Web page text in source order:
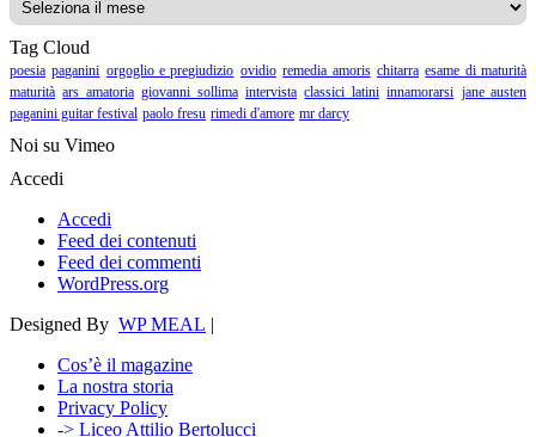
Tag Cloud
poesia paganini orgoglio e pregiudizio ovidio remedia amoris chitarra esame di maturità
maturità ars amatoria giovanni sollima intervista classici latini innamorarsi jane austen
paganini guitar festival paolo fresu rimedi d'amore mr darcy
Noi su Vimeo
Accedi
Accedi
Feed dei contenuti
Feed dei commenti
WordPress.org
Designed By WP MEAL |
Cos’è il magazine
La nostra storia
Privacy Policy
-> Liceo Attilio Bertolucci